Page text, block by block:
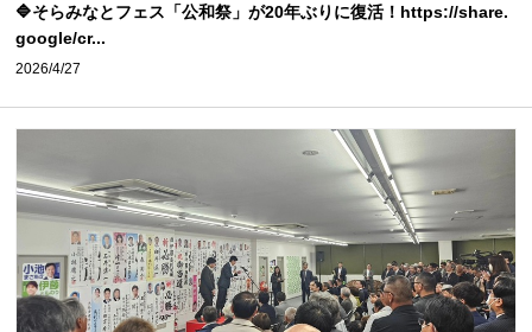
🔷そらみなとフェス「公和祭」が20年ぶりに復活！https://share.
google/cr...
2026/4/27